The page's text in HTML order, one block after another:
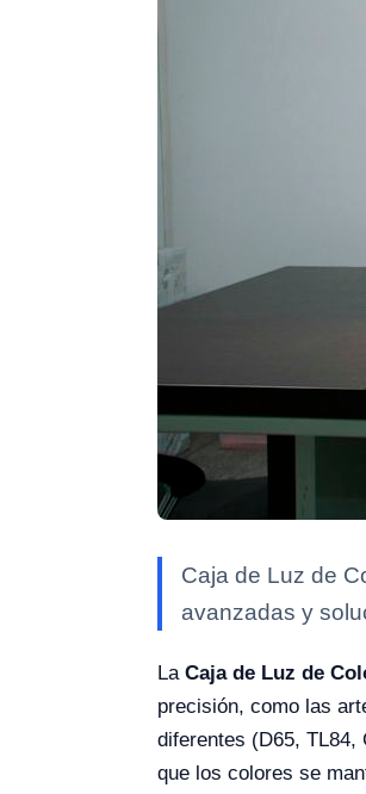
Caja de Luz de
avanzadas y
La Caja de Luz de
precisión, como las
diferentes (D65, TL84,
que los colores se